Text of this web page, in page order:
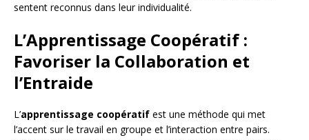
sentent reconnus dans leur individualité.
L’Apprentissage Coopératif :
Favoriser la Collaboration et
l’Entraide
L’apprentissage coopératif est une méthode qui met
l’accent sur le travail en groupe et l’interaction entre pairs.